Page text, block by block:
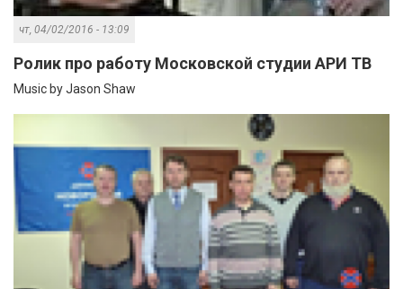
чт, 04/02/2016 - 13:09
Ролик про работу Московской студии АРИ ТВ
Music by Jason Shaw